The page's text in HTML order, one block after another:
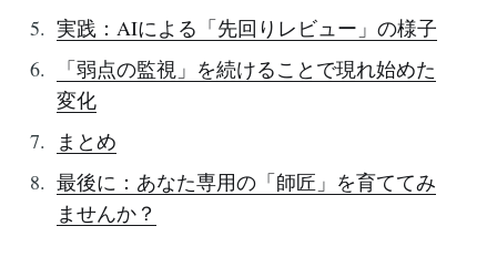
実践：AIによる「先回りレビュー」の様子
「弱点の監視」を続けることで現れ始めた
変化
まとめ
最後に：あなた専用の「師匠」を育ててみ
ませんか？